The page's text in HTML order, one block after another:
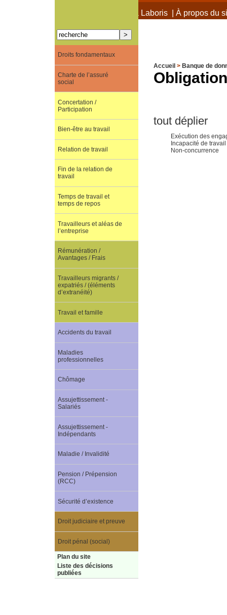
À propos de Terra Laboris| À propos du
Accueil > Banque de
tout déplier
Exécution des
Incapacité de travail
Non-concurrence
Droits fondamentaux
Charte de l’assuré
social
Concertation /
Participation
Bien-être au travail
Relation de travail
Fin de la relation de
travail
Temps de travail et
temps de repos
Travailleurs et aléas de
l’entreprise
Rémunération /
Avantages / Frais
Travailleurs migrants /
expatriés / (éléments
d’extranéité)
Travail et famille
Accidents du travail
Maladies
professionnelles
Chômage
Assujettissement -
Salariés
Assujettissement -
Indépendants
Maladie / Invalidité
Pension / Prépension
(RCC)
Sécurité d’existence
Droit judiciaire et preuve
Droit pénal (social)
Plan du site
Liste des décisions
publiées